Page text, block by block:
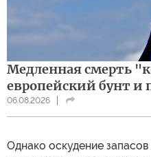
Медленная смерть
европейский бунт и
06.08.2026
Однако оскудение